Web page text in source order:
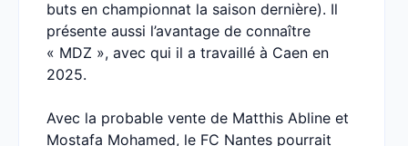
buts en championnat la saison dernière). Il
présente aussi l’avantage de connaître
« MDZ », avec qui il a travaillé à Caen en
2025.
Avec la probable vente de Matthis Abline et
Mostafa Mohamed, le FC Nantes pourrait